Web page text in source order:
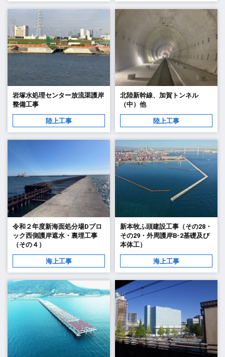
岩塚水処理センター放流渠護岸
整備工事
陸上工事
北陸新幹線、加賀トンネル
（中）他
陸上工事
令和２年度新海面処分場Dブロ
ック西側護岸遮水・裏埋工事
（その４）
海上工事
新本牧ふ頭建設工事（その28・
その29・外周護岸B-2基礎及び
本体工）
海上工事